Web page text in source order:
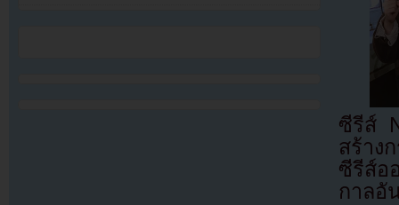
ซีรีส์
สร้าง
ซีรีส์อ
กาลอั